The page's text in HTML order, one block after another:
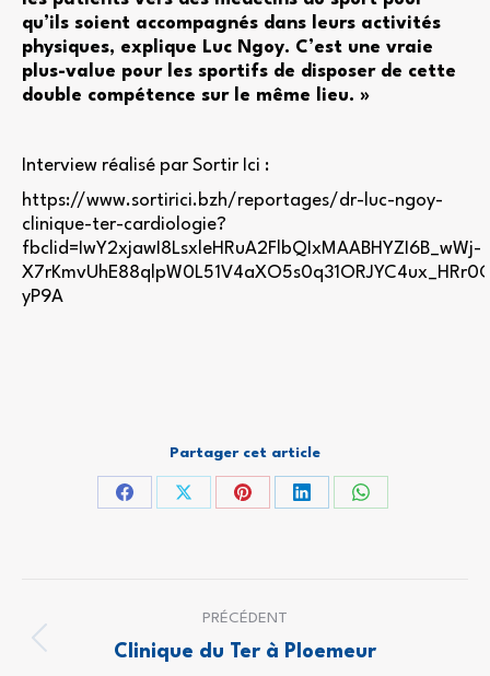
qu’ils soient accompagnés dans leurs activités
physiques, explique Luc Ngoy. C’est une vraie
plus-value pour les sportifs de disposer de cette
double compétence sur le même lieu. »
Interview réalisé par Sortir Ici :
https://www.sortirici.bzh/reportages/dr-luc-ngoy-
clinique-ter-cardiologie?
fbclid=IwY2xjawI8LsxleHRuA2FlbQIxMAABHYZI6B_wWj-
yP9A
Partager cet article
PartagerPartagerPartagerPartagerPartager
article
PRÉCÉDENT
Article
Clinique du Ter à Ploemeur